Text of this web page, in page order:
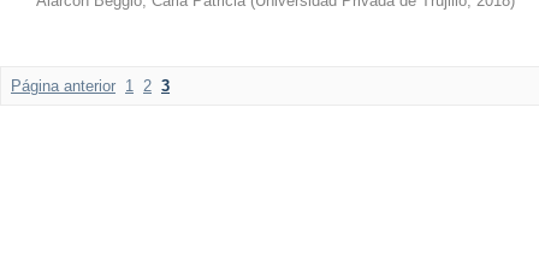
Página anterior 1 2 3